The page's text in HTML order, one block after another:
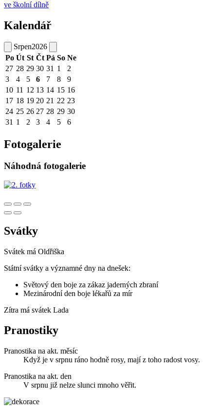
ve školní dílně
Kalendář
Srpen2026
Po Út St Čt Pá So Ne
27 28 29 30 31 1
2
3
4 5 6 7 8
9
10 11 12 13 14 15 16
17 18 19 20 21 22 23
24 25 26 27 28 29 30
31 1 2 3 4 5 6
Fotogalerie
Náhodná fotogalerie
Svátky
Svátek má Oldřiška
Státní svátky a významné dny na dnešek:
Světový den boje za zákaz jaderných zbraní
Mezinárodní den boje lékařů za mír
Zítra má svátek Lada
Pranostiky
Pranostika na akt. měsíc
Když je v srpnu ráno hodně rosy, mají z toho radost vosy.
Pranostika na akt. den
V srpnu již nelze slunci mnoho věřit.